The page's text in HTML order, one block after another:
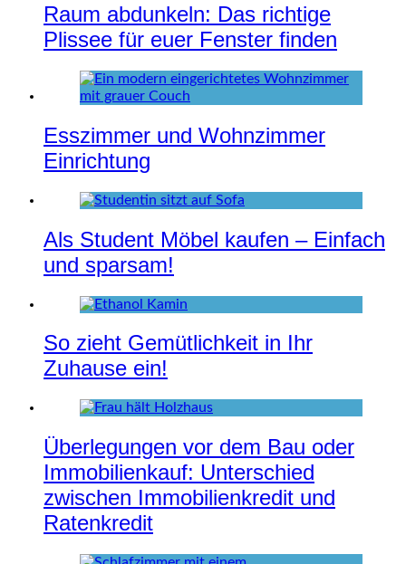
Raum abdunkeln: Das richtige
Plissee für euer Fenster finden
Esszimmer und Wohnzimmer
Einrichtung
Als Student Möbel kaufen – Einfach
und sparsam!
So zieht Gemütlichkeit in Ihr
Zuhause ein!
Überlegungen vor dem Bau oder
Immobilienkauf: Unterschied
zwischen Immobilienkredit und
Ratenkredit